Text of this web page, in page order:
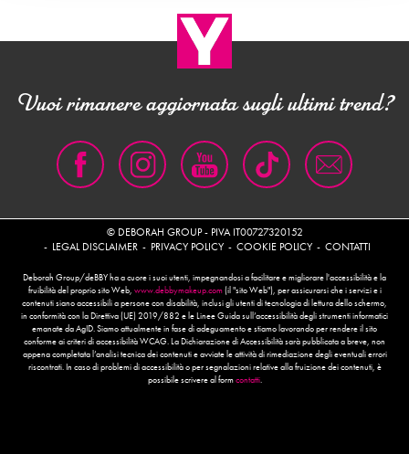
Vuoi rimanere aggiornata sugli ultimi trend?
© DEBORAH GROUP - PIVA IT00727320152
LEGAL DISCLAIMER
PRIVACY POLICY COOKIE POLICY CONTATTI
Deborah Group/deBBY ha a cuore i suoi utenti, impegnandosi a facilitare e migliorare l'accessibilità e la
fruibilità del proprio sito Web, www.debbymakeup.com(il "sito Web"), per assicurarsi che i servizi e i
contenuti siano accessibili a persone con disabilità, inclusi gli utenti di tecnologia di lettura dello schermo,
in conformità con la Direttiva (UE) 2019/882 e le Linee Guida sull’accessibilità degli strumenti informatici
emanate da AgID. Siamo attualmente in fase di adeguamento e stiamo lavorando per rendere il sito
conforme ai criteri di accessibilità WCAG. La Dichiarazione di Accessibilità sarà pubblicata a breve, non
appena completata l’analisi tecnica dei contenuti e avviate le attività di rimediazione degli eventuali errori
riscontrati. In caso di problemi di accessibilità o per segnalazioni relative alla fruizione dei contenuti, è
possibile scrivere al formcontatti.